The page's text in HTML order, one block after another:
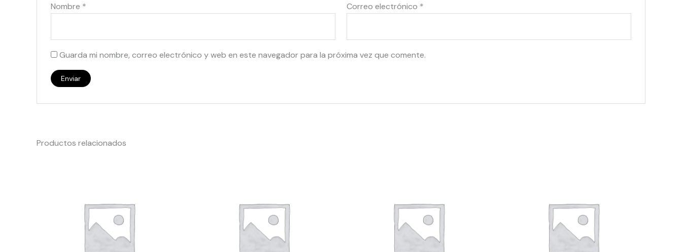
Nombre * Correo electrónico *
Guarda mi nombre, correo electrónico y web en este navegador para la próxima vez que comente.
Productos relacionados